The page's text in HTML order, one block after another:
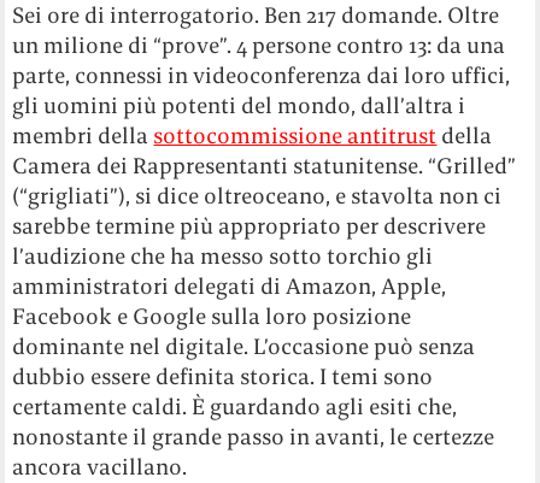
Sei ore di interrogatorio. Ben 217 domande. Oltre
un milione di “prove”. 4 persone contro 13: da una
parte, connessi in videoconferenza dai loro uffici,
gli uomini più potenti del mondo, dall’altra i
membri della sottocommissione antitrust della
Camera dei Rappresentanti statunitense. “Grilled”
(“grigliati”), si dice oltreoceano, e stavolta non ci
sarebbe termine più appropriato per descrivere
l’audizione che ha messo sotto torchio gli
amministratori delegati di Amazon, Apple,
Facebook e Google sulla loro posizione
dominante nel digitale. L’occasione può senza
dubbio essere definita storica. I temi sono
certamente caldi. È guardando agli esiti che,
nonostante il grande passo in avanti, le certezze
ancora vacillano.